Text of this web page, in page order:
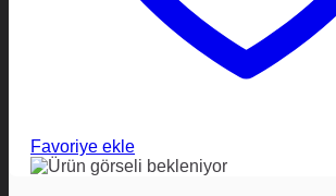
Favoriye ekle